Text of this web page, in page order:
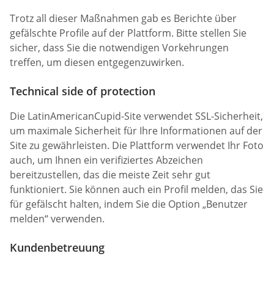
Trotz all dieser Maßnahmen gab es Berichte über
gefälschte Profile auf der Plattform. Bitte stellen Sie
sicher, dass Sie die notwendigen Vorkehrungen
treffen, um diesen entgegenzuwirken.
Technical side of protection
Die LatinAmericanCupid-Site verwendet SSL-Sicherheit,
um maximale Sicherheit für Ihre Informationen auf der
Site zu gewährleisten. Die Plattform verwendet Ihr Foto
auch, um Ihnen ein verifiziertes Abzeichen
bereitzustellen, das die meiste Zeit sehr gut
funktioniert. Sie können auch ein Profil melden, das Sie
für gefälscht halten, indem Sie die Option „Benutzer
melden“ verwenden.
Kundenbetreuung